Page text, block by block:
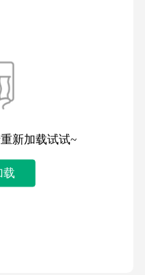
新加载试试~
载